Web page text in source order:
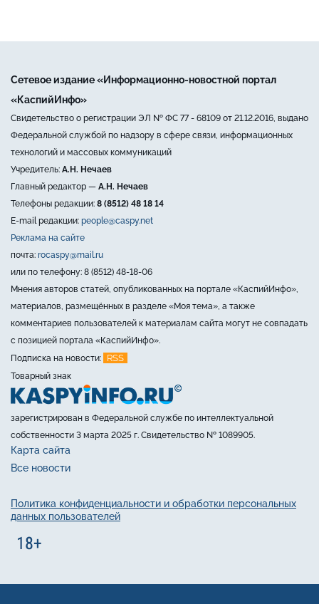
Сетевое издание «Информационно-новостной портал
«КаспийИнфо»
Свидетельство о регистрации ЭЛ № ФС 77 - 68109 от 21.12.2016, выдано
Федеральной службой по надзору в сфере связи, информационных
технологий и массовых коммуникаций
Учредитель: А.Н. Нечаев
Главный редактор — А.Н. Нечаев
Телефоны редакции: 8 (8512) 48 18 14
E-mail редакции: people@caspy.net
Реклама на сайте
почта: rocaspy@mail.ru
или по телефону: 8 (8512) 48-18-06
Мнения авторов статей, опубликованных на портале «КаспийИнфо»,
материалов, размещённых в разделе «Моя тема», а также
комментариев пользователей к материалам сайта могут не совпадать
с позицией портала «КаспийИнфо».
Подписка на новости:
RSS
Товарный знак
зарегистрирован в Федеральной службе по интеллектуальной
собственности 3 марта 2025 г. Свидетельство № 1089905.
Карта сайта
Все новости
Политика конфиденциальности и обработки персональных
данных пользователей